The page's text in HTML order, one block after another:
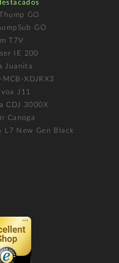
GO
GO
T7V
IE 200
Juanita
XDJRX3
J11
CDJ 3000X
Canoga
L7 New Gen Black